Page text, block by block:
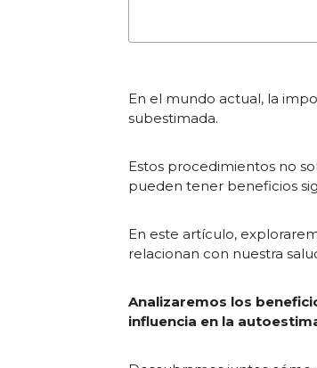
En el mundo actual, la
subestimada.
Estos procedimientos no
pueden tener beneficios
En este artículo,
relacionan con nuestra
Analizaremos los
influencia en la